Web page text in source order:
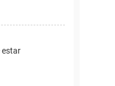
estar